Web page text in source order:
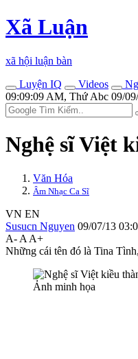
Xã Luận
xã hội luận bàn
Luyện IQ
Videos
09:09:09 AM, Thứ Abc 09/
Nghệ sĩ Việt
Văn Hóa
Âm Nhạc Ca Sĩ
VN EN
Susucn Nguyen 09/07/13
A- A A+
Những cái tên đó là Tina
Ảnh minh họa